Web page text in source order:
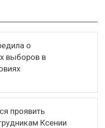
о
выборов в
проявить
Ксении